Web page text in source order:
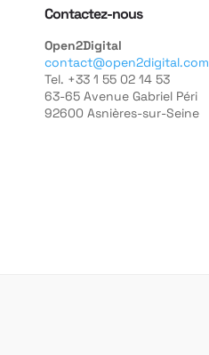
Contactez-nous
Open2Digital
contact@open2digital.com
Tel. +33 1 55 02 14 53
63-65 Avenue Gabriel Péri
92600 Asnières-sur-Seine